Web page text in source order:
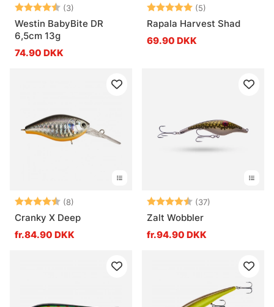
Vurdering: (3)
4.7 ud af 5 stjerner
Westin BabyBite DR
6,5cm 13g
74.90 DKK
Vurdering: (5)
Rapala Harvest Shad
69.90 DKK
Vurdering: (8)
4.9 ud af 5 stjerner
Cranky X Deep
fr.84.90 DKK
Vurdering: (37)
Zalt Wobbler
fr.94.90 DKK